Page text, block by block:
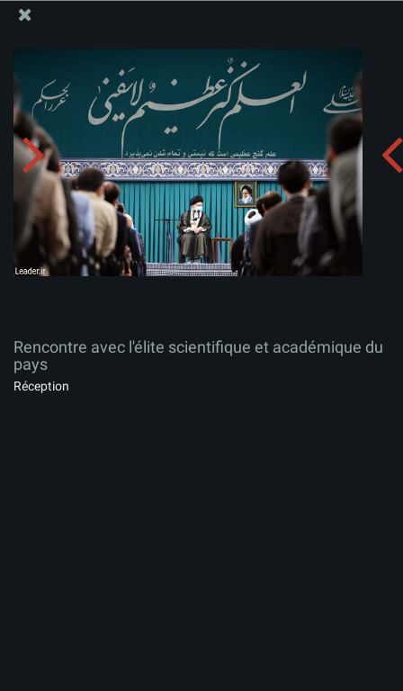
Rencontre avec l'élite scientifique et académique du
pays
Télécharger l'album:
Rencontre avec l'élite scientifique et académique du
pays
Réception